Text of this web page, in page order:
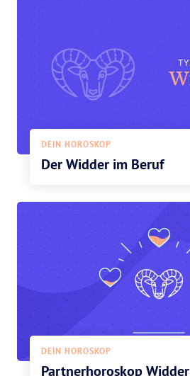
DEIN HOROSKOP
Der Widder im Beruf
DEIN HOROSKOP
Partnerhoroskop Widder